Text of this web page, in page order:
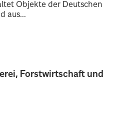
Forstwirtschaft und
Objekte der Deutschen
aus...